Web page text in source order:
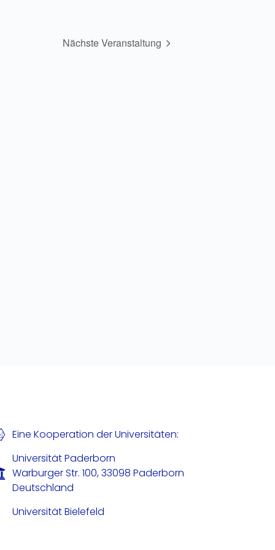
Nächste Veranstaltung
Eine Kooperation der Universitäten:
Universität Paderborn
Warburger Str. 100, 33098 Paderborn
Deutschland
Universität Bielefeld